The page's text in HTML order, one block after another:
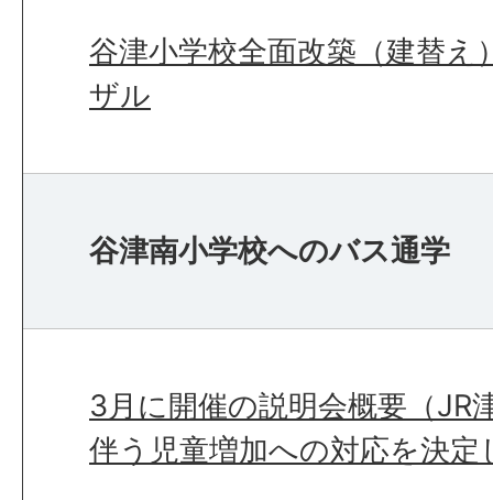
谷津小学校全面改築（建替え
ザル
谷津南小学校へのバス通学
3月に開催の説明会概要（JR
伴う児童増加への対応を決定